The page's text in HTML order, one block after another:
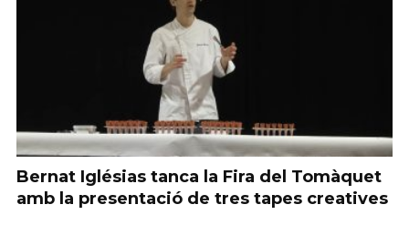
Bernat Iglésias tanca la Fira del Tomàquet
amb la presentació de tres tapes creatives